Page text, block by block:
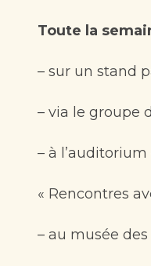
Toute la
– sur un stand
– via le groupe
– à
« Rencontres
– au musée